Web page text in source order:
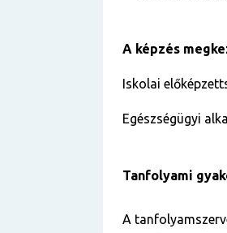
A képzés
Iskolai
Egészségügyi
Tanfolyami
A